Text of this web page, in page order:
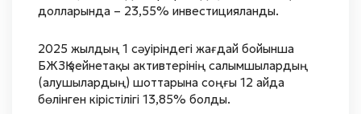
долларында – 23,55% инвестицияланды.
2025 жылдың 1 сәуіріндегі жағдай бойынша
БЖЗҚ зейнетақы активтерінің салымшылардың
(алушылардың) шоттарына соңғы 12 айда
бөлінген кірістілігі 13,85% болды.